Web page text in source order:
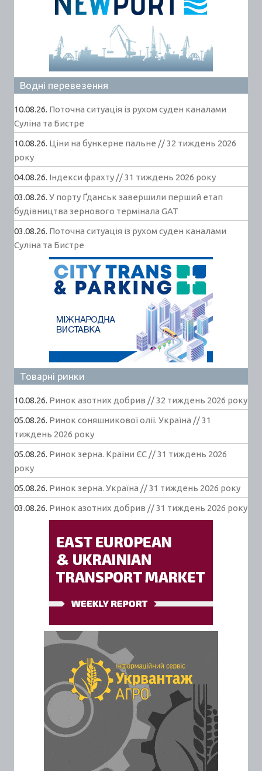
Водні перевезення
10.08.26. Поточна ситуація із рухом суден каналами
Суліна та Бистре
10.08.26. Ціни на бункерне пальне // 32 тиждень 2026
року
04.08.26. Індекси фрахту // 31 тиждень 2026 року
03.08.26. У порту Ґданськ завершили перший етап
будівництва зернового термінала GAT
03.08.26. Поточна ситуація із рухом суден каналами
Суліна та Бистре
Товарні ринки
10.08.26. Ринок азотних добрив // 32 тиждень 2026 року
05.08.26. Ринок соняшникової олії. Україна // 31
тиждень 2026 року
05.08.26. Ринок зерна. Країни ЄС // 31 тиждень 2026
року
05.08.26. Ринок зерна. Україна // 31 тиждень 2026 року
03.08.26. Ринок азотних добрив // 31 тиждень 2026 року